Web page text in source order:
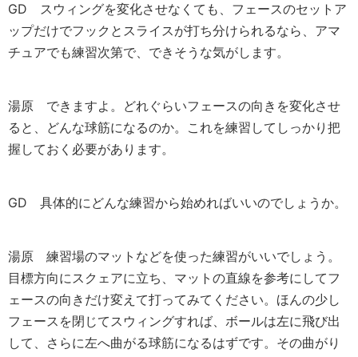
GD スウィングを変化させなくても、フェースのセットア
ップだけでフックとスライスが打ち分けられるなら、アマ
チュアでも練習次第で、できそうな気がします。
湯原 できますよ。どれぐらいフェースの向きを変化させ
ると、どんな球筋になるのか。これを練習してしっかり把
握しておく必要があります。
GD 具体的にどんな練習から始めればいいのでしょうか。
湯原 練習場のマットなどを使った練習がいいでしょう。
目標方向にスクェアに立ち、マットの直線を参考にしてフ
ェースの向きだけ変えて打ってみてください。ほんの少し
フェースを閉じてスウィングすれば、ボールは左に飛び出
して、さらに左へ曲がる球筋になるはずです。その曲がり